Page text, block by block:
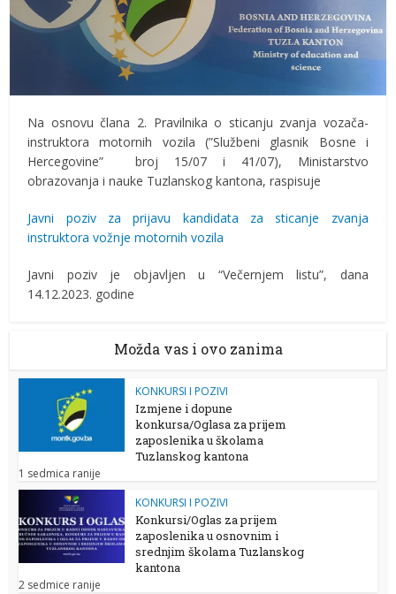
Na osnovu člana 2. Pravilnika o sticanju zvanja vozača-
instruktora motornih vozila (”Službeni glasnik Bosne i
Hercegovine” broj 15/07 i 41/07), Ministarstvo
obrazovanja i nauke Tuzlanskog kantona, raspisuje
Javni poziv za prijavu kandidata za sticanje zvanja
instruktora vožnje motornih vozila
Javni poziv je objavljen u “Večernjem listu”, dana
14.12.2023. godine
Možda vas i ovo zanima
KONKURSI I POZIVI
Izmjene i dopune
konkursa/Oglasa za prijem
zaposlenika u školama
Tuzlanskog kantona
1 sedmica ranije
KONKURSI I POZIVI
Konkursi/Oglas za prijem
zaposlenika u osnovnim i
srednjim školama Tuzlanskog
kantona
2 sedmice ranije